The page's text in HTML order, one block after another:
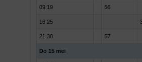
09:19 56
16:25
21:30 57
Do 15 mei